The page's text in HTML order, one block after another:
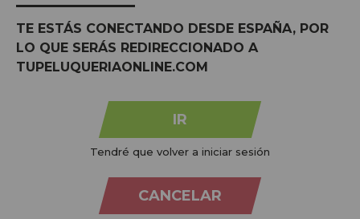
aloe vera ou glicerina vegetal.
A seguir, mostraremos os 5 passos fundamentais a serem
seguidos para alcançar o melhor método cacheado.
PASSO 1. Limpeza inicial.
TE ESTÁS CONECTANDO DESDE ESPAÑA, POR
LO QUE SERÁS REDIRECCIONADO A
TUPELUQUERIAONLINE.COM
IR
Tendré que volver a iniciar sesión
CANCELAR